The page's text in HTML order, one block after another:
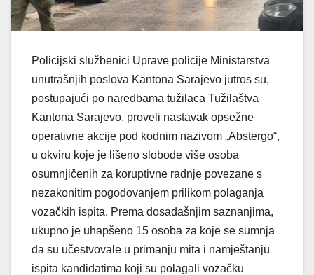
Policijski službenici Uprave policije Ministarstva
unutrašnjih poslova Kantona Sarajevo jutros su,
postupajući po naredbama tužilaca Tužilaštva
Kantona Sarajevo, proveli nastavak opsežne
operativne akcije pod kodnim nazivom „Abstergo“,
u okviru koje je lišeno slobode više osoba
osumnjičenih za koruptivne radnje povezane s
nezakonitim pogodovanjem prilikom polaganja
vozačkih ispita. Prema dosadašnjim saznanjima,
ukupno je uhapšeno 15 osoba za koje se sumnja
da su učestvovale u primanju mita i namještanju
ispita kandidatima koji su polagali vozačku